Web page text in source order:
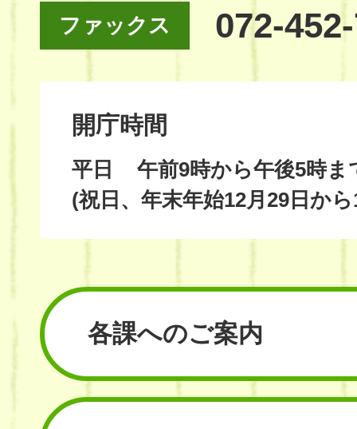
ファックス 072-
開庁時間
平日
午前9時から午後5時ま
(祝日、年末年始12月29日か
各課へのご案内